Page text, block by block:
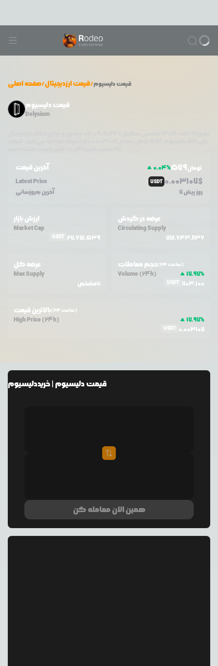
صفحه اصلی/قیمت ارزدیجیتال/ قیمتدلیسیوم
قیمت دلیسیوم
Delysium
آخرین قیمت 0.04%579تومان
Latest Price
USDT 0.003107$
آخرین به‌روزسانی 7 روز پیش
ارزش بازار
Market Cap
USDT 27,671,539
عرضه در گردش
Circulating Supply
771,643,836
عرضه کل
Max Supply
نامشخص
حجم معاملات (24 ساعت)
Volume (24h) 17.97%
USDT 703,100
بالاترین قیمت (24 ساعت)
High Price (24h) 17.97%
USDT 0.003107
قیمتدلیسیوم | خریددلیسیوم
همین الان معامله کن